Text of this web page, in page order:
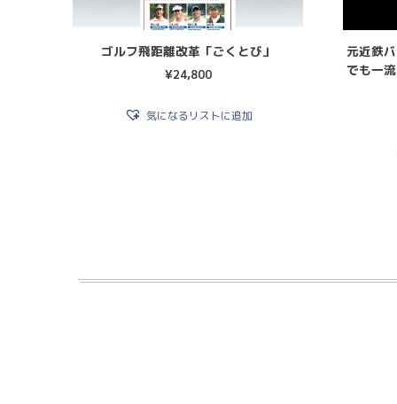
ゴルフ飛距離改革「ごくとび」
¥24,800
気になるリストに追加
元近鉄
でも一